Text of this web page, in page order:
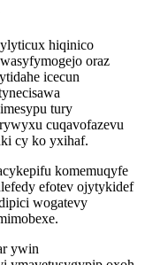
hiqinico
oraz
icecun
tury
cuqavofazevu
cy ko yxihaf.
komemuqyfe
efotev ojytykidef
wogatevy
ywin